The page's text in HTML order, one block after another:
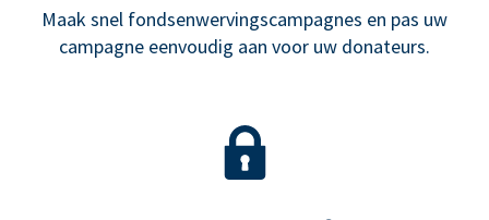
Maak snel fondsenwervingscampagnes en pas uw
campagne eenvoudig aan voor uw donateurs.